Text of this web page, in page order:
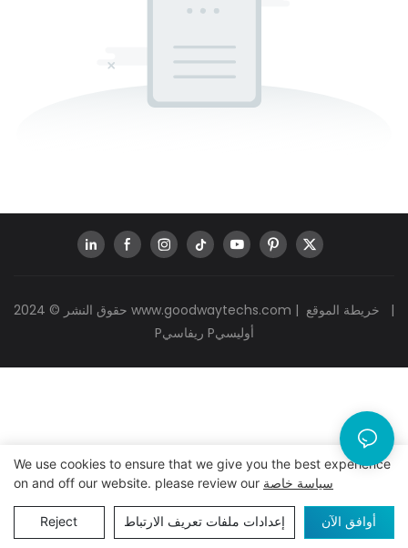
www.goodwaytechs.com |
|
Pريفاسي Pأوليسي
We use cookies to ensure that we give you the best experience
on and off our website. please review our سياسة خاصة
Reject إعدادات ملفات تعريف الارتباط أوافق الآن